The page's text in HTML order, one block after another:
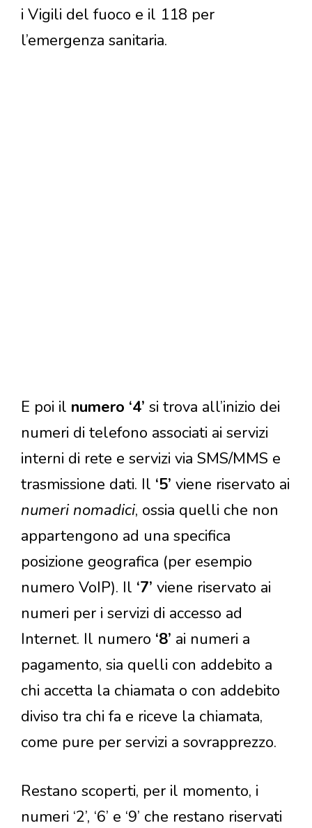
i Vigili del fuoco e il 118 per
l’emergenza sanitaria.
E poi il numero ‘4’ si trova all’inizio dei
numeri di telefono associati ai servizi
interni di rete e servizi via SMS/MMS e
trasmissione dati. Il ‘5’ viene riservato ai
numeri nomadici, ossia quelli che non
appartengono ad una specifica
posizione geografica (per esempio
numero VoIP). Il ‘7’ viene riservato ai
numeri per i servizi di accesso ad
Internet. Il numero ‘8’ ai numeri a
pagamento, sia quelli con addebito a
chi accetta la chiamata o con addebito
diviso tra chi fa e riceve la chiamata,
come pure per servizi a sovrapprezzo.
Restano scoperti, per il momento, i
numeri ‘2’, ‘6’ e ‘9’ che restano riservati